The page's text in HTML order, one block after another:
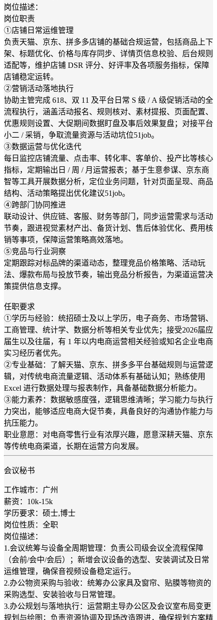
岗位描述：
岗位职责
①店铺日常运维管理
负责天猫、京东、拼多多店铺的基础合规运营，包括商品上下
架、标题优化、价格与库存同步、详情页信息校验、后台规则
适配等，维护店铺 DSR 评分、好评率及各项服务指标，保障
店铺稳定运转。
②营销活动落地执行
协助主管完成 618、双 11 及平台日常 S 级 / A 级促销活动的全
流程执行，涵盖活动报名、规则核对、素材提报、页面配置、
优惠规则设置、大促期间数据盯盘及事后效果复盘；对接平台
小二 / 采销，争取流量资源与活动坑位51job。
③数据运营与优化迭代
每日监控店铺流量、点击率、转化率、客单价、投产比等核心
指标，定期输出日 / 周 / 月运营报表；基于生意参谋、京东商
智等工具开展数据分析，定位业务问题，针对页面呈现、商品
结构、活动策略提出优化建议51job。
④跨部门协同推进
联动设计、供应链、客服、财务等部门，同步运营需求与活动
节奏，跟进视觉素材产出、备货计划、售后体验优化、费用核
销等事项，保障运营策略高效落地。
⑤竞品与行业洞察
定期跟踪对标品牌的渠道动态，整理竞品价格策略、活动玩
法、爆款布局与投放节奏，输出竞品分析报告，为渠道运营决
策提供信息支撑。
任职要求
①学历与经验：统招硕士及以上学历，电子商务、市场营销、
工商管理、统计学、数据分析等相关专业优先；接受2026届应
届生以及往届，有 1 年以内电商运营相关经验或知名企业电商
实习经历者优先。
②专业基础：了解天猫、京东、拼多多平台基础规则与运营逻
辑，对传统电商流量逻辑、活动体系有基础认知；熟练使用
Excel 进行数据处理与报表制作，具备基础数据分析能力。
③能力素养：数据敏感度强，逻辑思维清晰；学习能力与执行
力突出，能够适应电商大促节奏，具备良好的沟通协作能力与
抗压能力。
职业意愿：对电商零售行业有浓厚兴趣，愿意深耕天猫、京东
等传统电商渠道，长期在运营方向发展。
会议秘书
工作城市：广州
薪资：10k-15k
学历要求：硕士,博士
岗位性质：全职
岗位描述：
1.会议统筹与设备全周期管理：负责公司级会议全流程保障
（会前/会中/会后）；新增会议设备的选型、安装调试及日常
运维管理，确保音视频设备稳定运行。
2.办公物资采购与验收：统筹办公家具及窗帘、贴膜等物资的
采购选型、安装验收与日常管理。
3.办公规划与落地执行：运营期主导办公区及会议室布局变更
规划与绘图；负责资源协调及现场改造跟进，确保规划方案精